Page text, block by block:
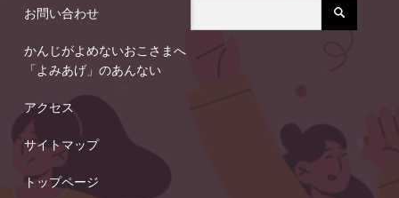
お問い合わせ
かんじがよめないおこさまへ
「よみあげ」のあんない
アクセス
サイトマップ
トップページ